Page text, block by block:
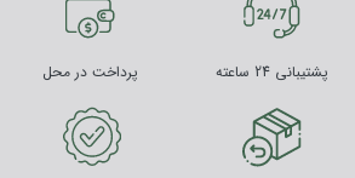
پشتیبانی 24 ساعته پرداخت در محل